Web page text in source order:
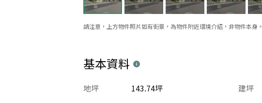
請注意，上方物件照片如有街景，為物件附近環境介紹，非物件本身。
基本資料
建坪
地坪 143.74坪